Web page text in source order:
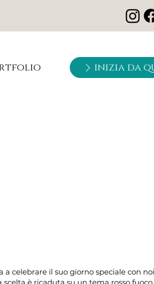
inizia da
celebrare il suo giorno speciale con